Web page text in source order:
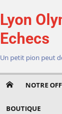
Lyon
Echecs
Un petit pion peut
NOTRE
BOUTIQUE